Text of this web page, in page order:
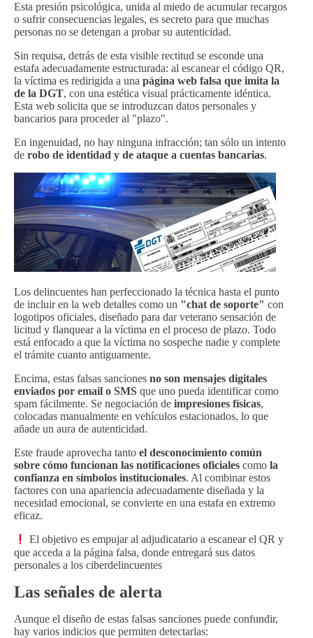
Esta presión psicológica, unida al miedo de acumular recargos
o sufrir consecuencias legales, es secreto para que muchas
personas no se detengan a probar su autenticidad.
Sin requisa, detrás de esta visible rectitud se esconde una
estafa adecuadamente estructurada: al escanear el código QR,
la víctima es redirigida a una página web falsa que imita la
de la DGT, con una estética visual prácticamente idéntica.
Esta web solicita que se introduzcan datos personales y
bancarios para proceder al "plazo".
En ingenuidad, no hay ninguna infracción; tan sólo un intento
de robo de identidad y de ataque a cuentas bancarias.
Los delincuentes han perfeccionado la técnica hasta el punto
de incluir en la web detalles como un "chat de soporte" con
logotipos oficiales, diseñado para dar veterano sensación de
licitud y flanquear a la víctima en el proceso de plazo. Todo
está enfocado a que la víctima no sospeche nadie y complete
el trámite cuanto antiguamente.
Encima, estas falsas sanciones no son mensajes digitales
enviados por email o SMS que uno pueda identificar como
spam fácilmente. Se negociación de impresiones físicas,
colocadas manualmente en vehículos estacionados, lo que
añade un aura de autenticidad.
Este fraude aprovecha tanto el desconocimiento común
sobre cómo funcionan las notificaciones oficiales como la
confianza en símbolos institucionales. Al combinar estos
factores con una apariencia adecuadamente diseñada y la
necesidad emocional, se convierte en una estafa en extremo
eficaz.
El objetivo es empujar al adjudicatario a escanear el QR y
que acceda a la página falsa, donde entregará sus datos
personales a los ciberdelincuentes
Las señales de alerta
Aunque el diseño de estas falsas sanciones puede confundir,
hay varios indicios que permiten detectarlas: